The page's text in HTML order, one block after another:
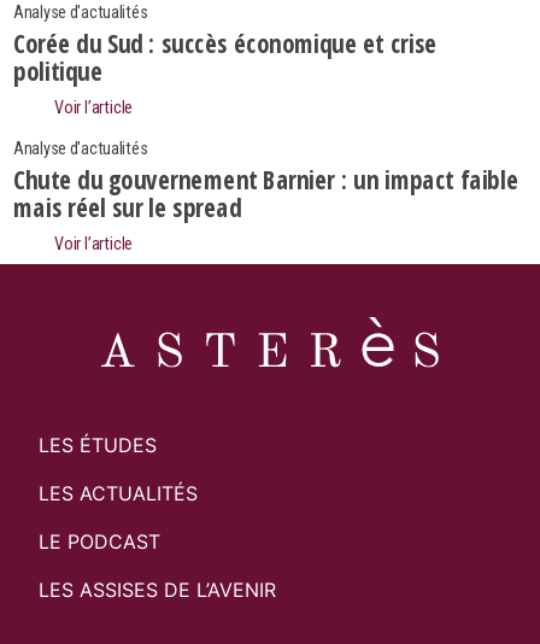
Analyse d'actualités
Corée du Sud : succès économique et crise
politique
Voir l’article
Analyse d'actualités
Chute du gouvernement Barnier : un impact faible
mais réel sur le spread
Voir l’article
LES ÉTUDES
LES ACTUALITÉS
LE PODCAST
LES ASSISES DE L’AVENIR
Search